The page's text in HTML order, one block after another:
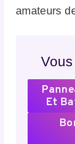
amateurs
Et